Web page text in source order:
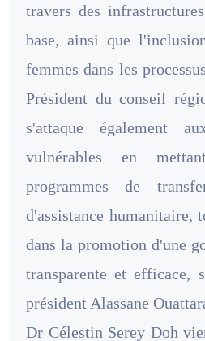
travers des
base, ainsi que
femmes dans les
Président du conseil
s'attaque également
vulnérables en
programmes de
d'assistance humanitaire,
dans la promotion d'une
transparente et efficace,
président Alassane
Dr Célestin Serey Doh